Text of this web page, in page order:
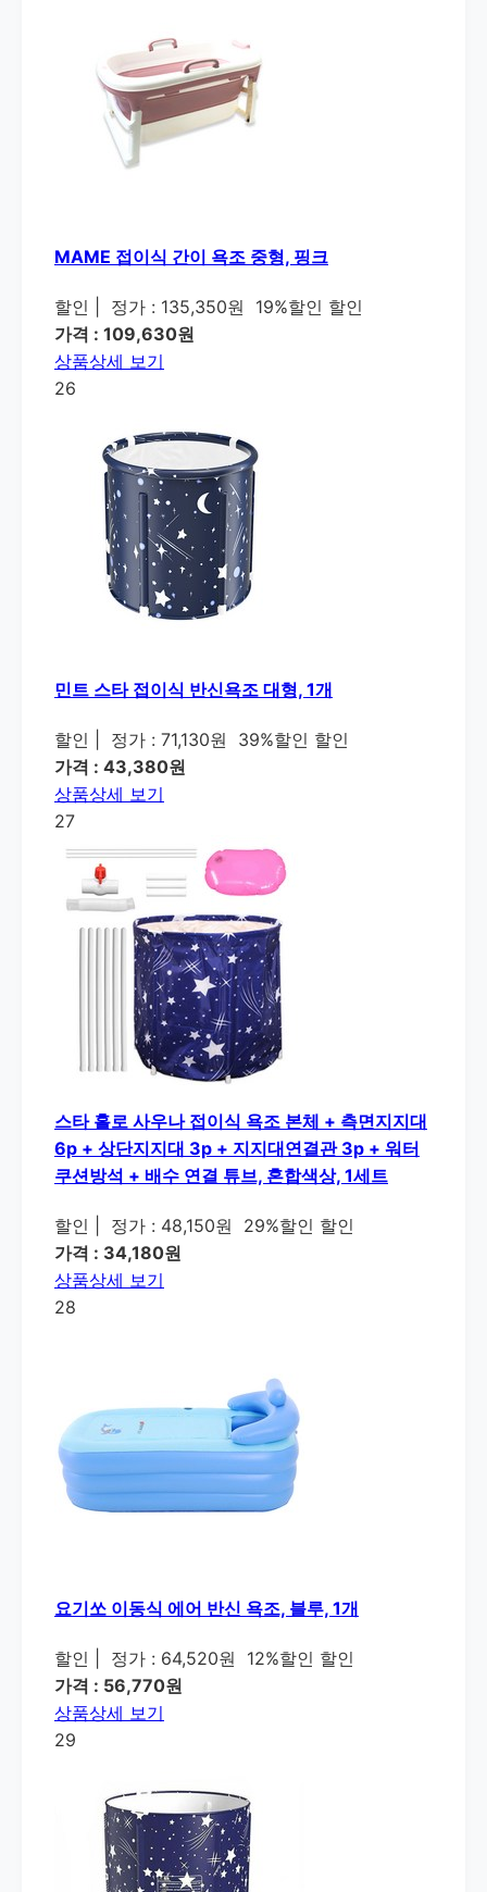
MAME 접이식 간이 욕조 중형, 핑크
할인 정가 : 135,350원
19%할인 할인
가격 : 109,630원
상품상세 보기
26
민트 스타 접이식 반신욕조 대형, 1개
할인 정가 : 71,130원
39%할인 할인
가격 : 43,380원
상품상세 보기
27
스타 홀로 사우나 접이식 욕조 본체 + 측면지지대
6p + 상단지지대 3p + 지지대연결관 3p + 워터
쿠션방석 + 배수 연결 튜브, 혼합색상, 1세트
할인 정가 : 48,150원
29%할인 할인
가격 : 34,180원
상품상세 보기
28
요기쏘 이동식 에어 반신 욕조, 블루, 1개
할인 정가 : 64,520원
12%할인 할인
가격 : 56,770원
상품상세 보기
29